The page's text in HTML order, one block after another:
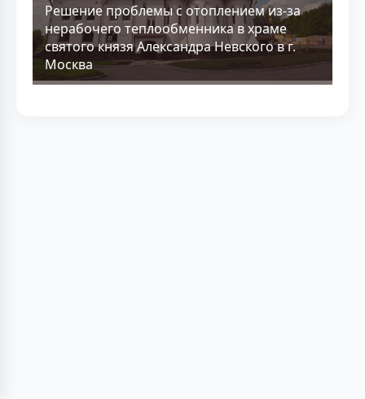
Решение проблемы с отоплением из-за
нерабочего теплообменника в храме
святого князя Александра Невского в г.
Москва